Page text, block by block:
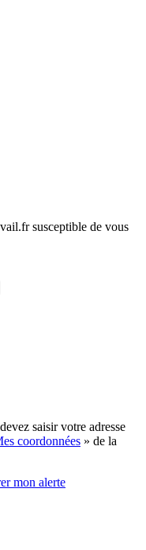
susceptible de vous
saisir votre adresse
coordonnées » de la
mon alerte